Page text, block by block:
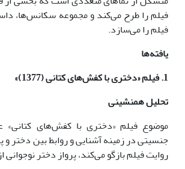
فیلم را طرح می‌کند و مجموعه سکانس‌ها،
فیلم را می‌سازد.
یافته‌ها
1. فیلم «دختری با کفش‌های کتانی (1377)»
تحلیل همنشینی
موضوع فیلم «دختری با کفش‌های کتانی»
جنسیتی در زمینه آشنایی و روابط بین دختر
روایت فیلم بازگو می‌کند، پرواز دختر نوجوانی